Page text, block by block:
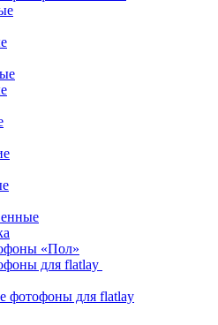
«Пол»
для flatlay
фотофоны для flatlay